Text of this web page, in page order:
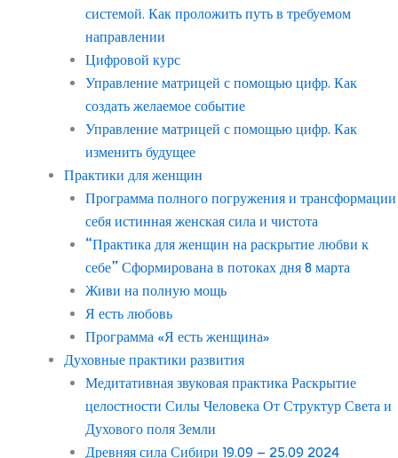
системой. Как проложить путь в требуемом
направлении
Цифровой курс
Управление матрицей с помощью цифр. Как
создать желаемое событие
Управление матрицей с помощью цифр. Как
изменить будущее
Практики для женщин
Программа полного погружения и трансформации
себя истинная женская сила и чистота
“Практика для женщин на раскрытие любви к
себе” Сформирована в потоках дня 8 марта
Живи на полную мощь
Я есть любовь
Программа «Я есть женщина»
Духовные практики развития
Медитативная звуковая практика Раскрытие
целостности Силы Человека От Структур Света и
Духового поля Земли
Древняя сила Сибири 19.09 – 25.09 2024